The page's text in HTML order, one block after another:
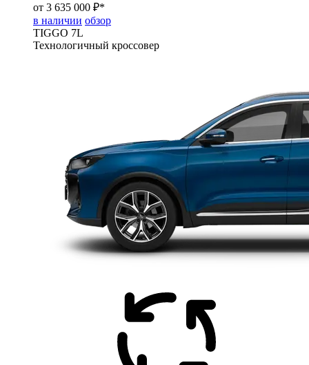
от 3 635 000 ₽*
в наличии обзор
TIGGO 7L
Технологичный кроссовер